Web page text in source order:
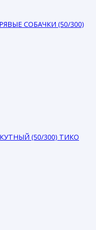
СОБАЧКИ (50/300)
(50/300) ТИКО